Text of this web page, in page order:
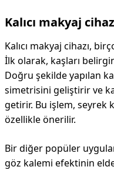
Kalıcı makyaj
Kalıcı makyaj cihazı,
İlk olarak, kaşları
Doğru şekilde yapılan
simetrisini geliştirir ve
getirir. Bu işlem, seyrek
özellikle önerilir.
Bir diğer popüler
göz kalemi efektinin elde